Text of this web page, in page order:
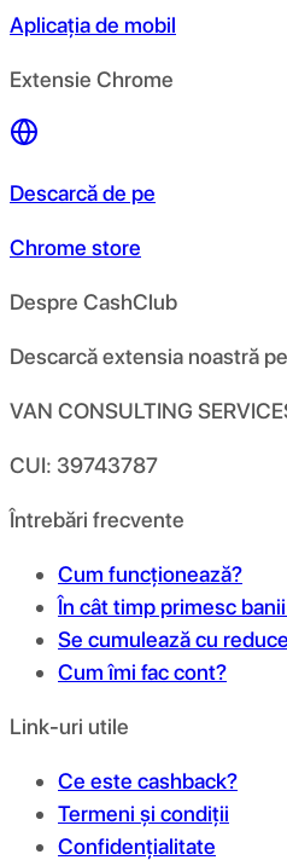
Aplicația de mobil
Extensie Chrome
Descarcă de pe
Chrome store
Despre CashClub
Descarcă extensia noastră
VAN CONSULTING
CUI: 39743787
Întrebări frecvente
Cum funcționează?
În cât timp primesc
Se cumulează cu
Cum îmi fac cont?
Link-uri utile
Ce este cashback?
Termeni și condiții
Confidențialitate